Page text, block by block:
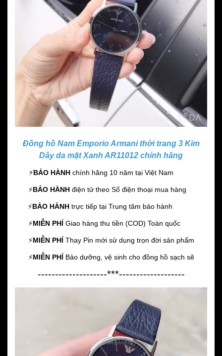
Đồng hồ Nam Emporio Armani thời trang 3 Kim
Dây da mặt Xanh AR11012 chính hãng
⚡️BẢO HÀNH chính hãng 10 năm tại Việt Nam
⚡️BẢO HÀNH điện tử theo Số điện thoại mua hàng
⚡️BẢO HÀNH trực tiếp tại Trung tâm bảo hành
⚡️MIỄN PHÍ Giao hàng thu tiền (COD) Toàn quốc
⚡️MIỄN PHÍ Thay Pin mới sử dụng trọn đời sản phẩm
⚡️MIỄN PHÍ Bảo dưỡng, vệ sinh cho đồng hồ sạch sẽ
--------------------***-------------------